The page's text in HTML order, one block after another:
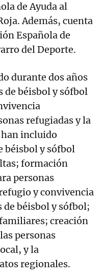
de Ayuda al
Además, cuenta
Española de
del Deporte.
durante dos años
de béisbol y sófbol
refugiadas y la
han incluido
béisbol y sófbol
formación
personas
y convivencia
béisbol y sófbol;
creación
personas
y la
regionales.